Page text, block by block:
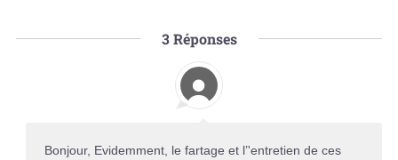
3Réponses
Bonjour, Evidemment, le fartage et l’'entretien de ces